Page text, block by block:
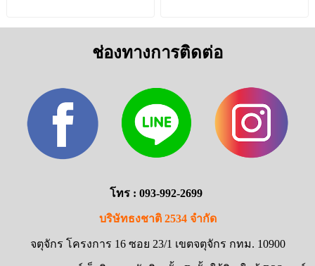
ช่องทางการติดต่อ
โทร : 093-992-2699
บริษัทธงชาติ 2534 จำกัด
จตุจักร โครงการ 16 ซอย 23/1 เขตจตุจักร กทม. 10900